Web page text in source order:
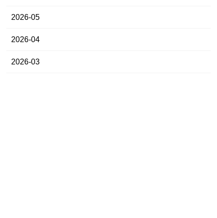
2026-05
2026-04
2026-03